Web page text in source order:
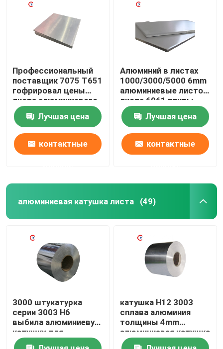
Профессиональный
поставщик 7075 T651
гофрировал цены
листа алюминиевого
листа алюминиевые
настилая крышу
Лучшая цена
контактные
Алюминий в листах
1000/3000/5000 6mm
алюминиевые листов
листа 6061 плиты
алюминиевых
Лучшая цена
контактные
алюминиевая катушка листа (49)
3000 штукатурка
серии 3003 H6
выбила алюминиевую
катушку для
украшения здания
катушка H12 3003
сплава алюминия
толщины 4mm
алюминиевая катушка
3004 3005